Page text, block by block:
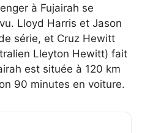
à Fujairah se
Lloyd Harris et Jason
série, et Cruz Hewitt
Lleyton Hewitt) fait
est située à 120 km
90 minutes en voiture.